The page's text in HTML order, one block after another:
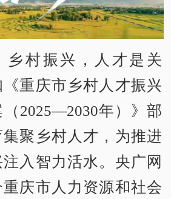
乡村振兴，人才是关
重庆市乡村人才振兴
2025—2030年）》部
聚乡村人才，为推进
入智力活水。央广网
庆市人力资源和社会